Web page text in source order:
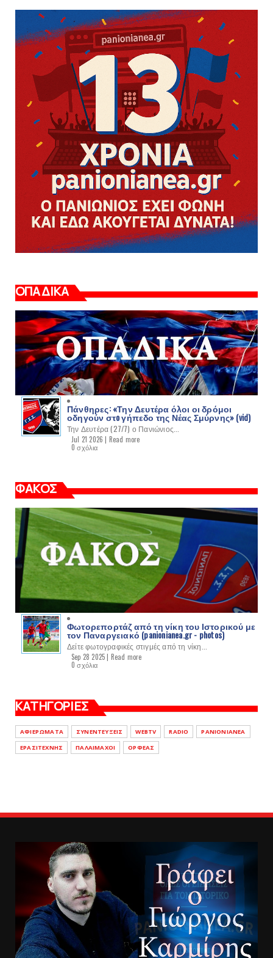
ΟΠΑΔΙΚΑ
Πάνθηρες: «Την Δευτέρα όλοι οι δρόμοι
οδηγούν στo γήπεδο της Νέας Σμύρνης» (vid)
Την Δευτέρα (27/7) ο Πανιώνιος...
Jul 21 2026 | Read more
0 σχόλια
ΦΑΚΟΣ
Φωτορεπορτάζ από τη νίκη του Ιστορικού με
τον Παναργειακό (panionianea.gr - photos)
Δείτε φωτογραφικές στιγμές από τη νίκη...
Sep 28 2025 | Read more
0 σχόλια
ΚΑΤΗΓΟΡΙΕΣ
ΑΦΙΕΡΩΜΑΤΑ ΣΥΝΕΝΤΕΥΞΕΙΣ WEBTV RADIO
PANIONIANEA
ΕΡΑΣΙΤΕΧΝΗΣ
ΠΑΛΑΙΜΑΧΟΙ ΟΡΦΕΑΣ